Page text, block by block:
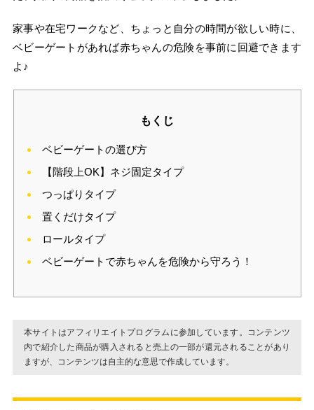
家事や在宅ワークなど、ちょっと自分の時間が欲しい時に、
ベビーゲートがあれば赤ちゃんの危険を事前に回避できます
よ♪
もくじ
ベビーゲートの選び方
【階段上OK】ネジ固定タイプ
つっぱりタイプ
置くだけタイプ
ロールタイプ
ベビーゲートで赤ちゃんを危険から守ろう！
本サイトはアフィリエイトプログラムに参加しています。コンテンツ
内で紹介した商品が購入されると売上の一部が還元されることがあり
ますが、コンテンツは自主的な意思で作成しています。